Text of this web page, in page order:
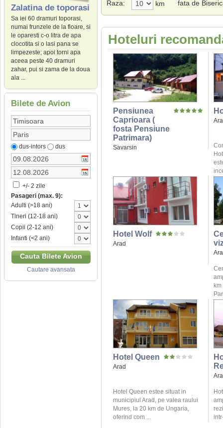
Zalatina de toporasi
Sa iei 60 dramuri toporasi,
numai frunzele de la floare, si
le oparesti c-o litra de apa
clocotita si o lasi pana se
limpezeste; apoi torni apa
aceea peste 40 dramuri
zahar, pui si zama de la doua
ala ...
Bilete de Avion
dus-intors dus
+/- 2 zile
Pasageri (max. 9):
Adulti (>18 ani)
Tineri (12-18 ani)
Copii (2-12 ani)
Infanti (<2 ani)
Cauta Bilete Avion
Cautare avansata
Raza: km fata de
Hoteluri
Pensiunea
Caprioara (
fosta Pensiune
Patrimara)
Savarsin
Hotel Wolf
Arad
Hotel Queen
Arad
Hotel Queen estee situat in
municipiul Arad, pe valea raului
Mures, la 20 km de Ungaria,
oferind com ...